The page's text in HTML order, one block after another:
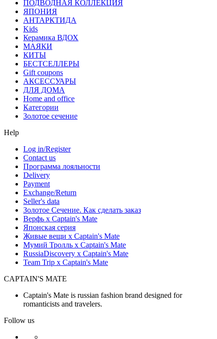
ПОДВОДНАЯ КОЛЛЕКЦИЯ
ЯПОНИЯ
АНТАРКТИДА
Kids
Керамика ВДОХ
МАЯКИ
КИТЫ
БЕСТСЕЛЛЕРЫ
Gift coupons
АКСЕССУАРЫ
ДЛЯ ДОМА
Home and office
Категории
Золотое сечение
Help
Log in/Register
Contact us
Программа лояльности
Delivery
Payment
Exchange/Return
Seller's data
Золотое Сечение. Как сделать заказ
Верфь х Captain's Mate
Японская серия
Живые вещи х Captain's Mate
Мумий Тролль х Сaptain's Mate
RussiaDiscovery x Captain's Mate
Team Trip x Captain's Mate
CAPTAIN'S MATE
Captain's Mate is russian fashion brand designed for
romanticists and travelers.
Follow us